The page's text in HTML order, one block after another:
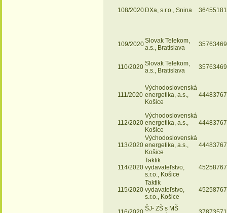
108/2020 DXa, s.r.o., Snina 36455181
109/2020Slovak Telekom,
a.s., Bratislava
35763469
110/2020 Slovak Telekom,
a.s., Bratislava
35763469
111/2020
Východoslovenská
energetika, a.s.,
Košice
44483767
112/2020
Východoslovenská
energetika, a.s.,
Košice
44483767
113/2020
Východoslovenská
energetika, a.s.,
Košice
44483767
114/2020
Taktik
vydavateľstvo,
s.r.o., Košice
45258767
115/2020
Taktik
vydavateľstvo,
s.r.o., Košice
45258767
ŠJ- ZŠ s MŠ